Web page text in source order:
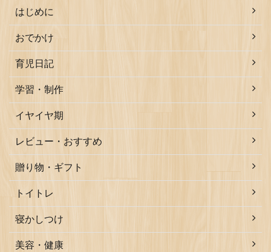
はじめに
おでかけ
育児日記
学習・制作
イヤイヤ期
レビュー・おすすめ
贈り物・ギフト
トイトレ
寝かしつけ
美容・健康